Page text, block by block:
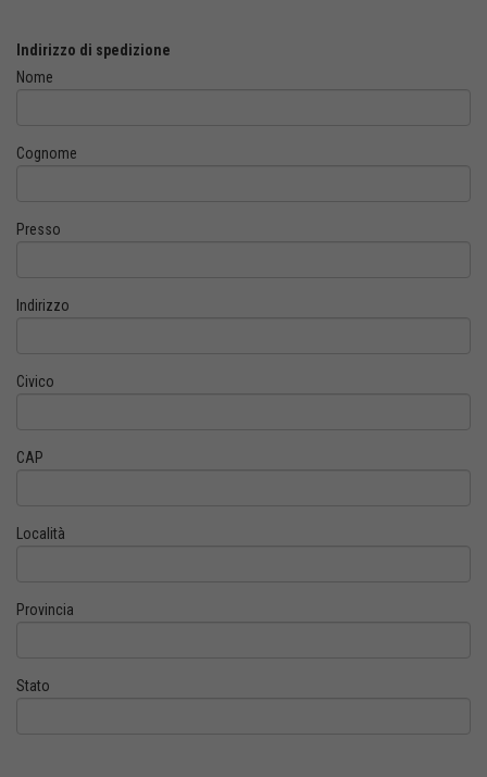
Indirizzo di spedizione
Nome
Cognome
Presso
Indirizzo
Civico
CAP
Località
Provincia
Stato